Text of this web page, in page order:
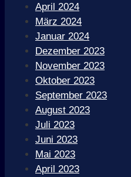
April 2024
März 2024
Januar 2024
Dezember 2023
November 2023
Oktober 2023
September 2023
August 2023
Juli 2023
Juni 2023
Mai 2023
April 2023